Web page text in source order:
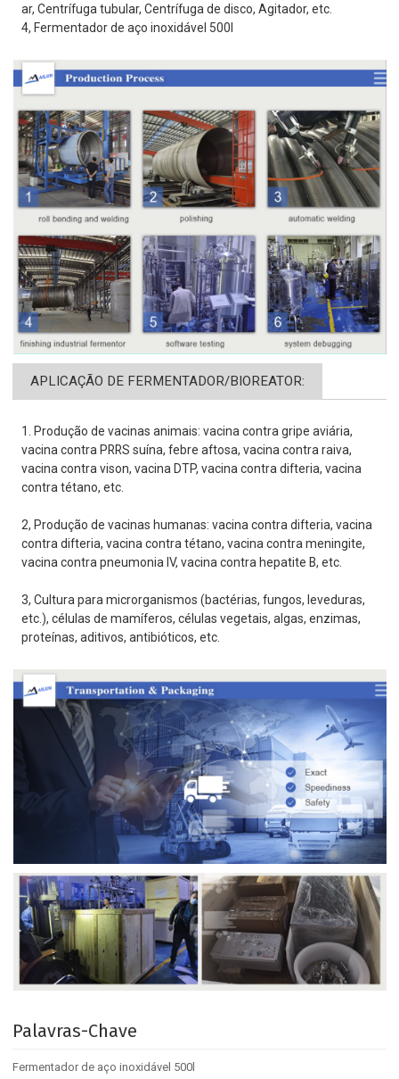
ar, Centrífuga tubular, Centrífuga de disco, Agitador, etc.
4, Fermentador de aço inoxidável 500l
APLICAÇÃO DE FERMENTADOR/BIOREATOR:
1. Produção de vacinas animais: vacina contra gripe aviária,
vacina contra PRRS suína, febre aftosa, vacina contra raiva,
vacina contra vison, vacina DTP, vacina contra difteria, vacina
contra tétano, etc.
2, Produção de vacinas humanas: vacina contra difteria, vacina
contra difteria, vacina contra tétano, vacina contra meningite,
vacina contra pneumonia IV, vacina contra hepatite B, etc.
3, Cultura para microrganismos (bactérias, fungos, leveduras,
etc.), células de mamíferos, células vegetais, algas, enzimas,
proteínas, aditivos, antibióticos, etc.
Palavras-Chave
Fermentador de aço inoxidável 500l